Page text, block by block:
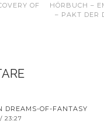
OF
HÖRBUCH –
– PAKT DER
DREAMS-OF-FANTASY
23:27